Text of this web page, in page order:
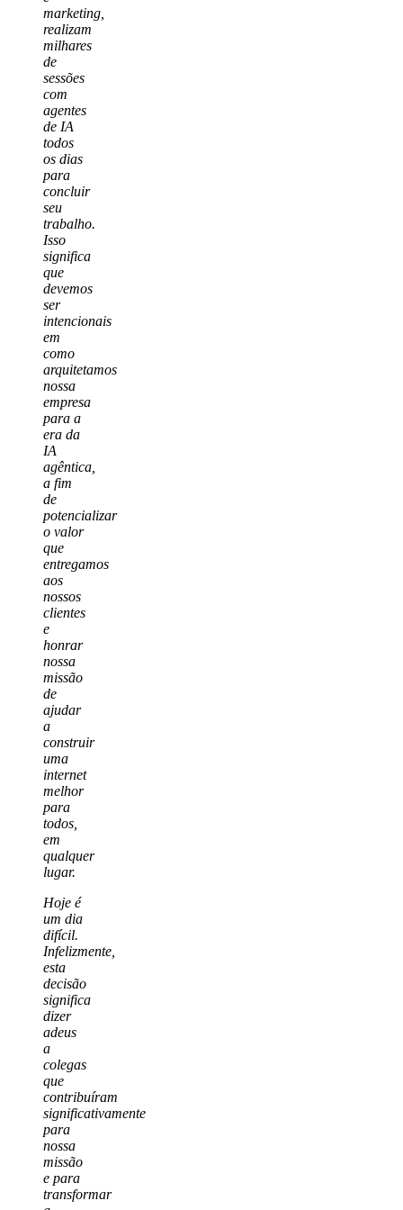
marketing,
realizam
milhares
de
sessões
com
agentes
de IA
todos
os dias
para
concluir
seu
trabalho.
Isso
significa
que
devemos
ser
intencionais
em
como
arquitetamos
nossa
empresa
para a
era da
IA
agêntica,
a fim
de
potencializar
o valor
que
entregamos
aos
nossos
clientes
e
honrar
nossa
missão
de
ajudar
a
construir
uma
internet
melhor
para
todos,
em
qualquer
lugar.
Hoje é
um dia
difícil.
Infelizmente,
esta
decisão
significa
dizer
adeus
a
colegas
que
contribuíram
significativamente
para
nossa
missão
e para
transformar